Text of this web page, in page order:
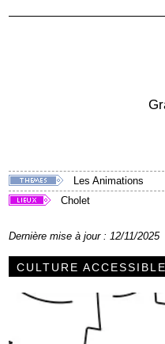
Les Animations
Cholet
Dernière mise à jour : 12/11/2025
CULTURE